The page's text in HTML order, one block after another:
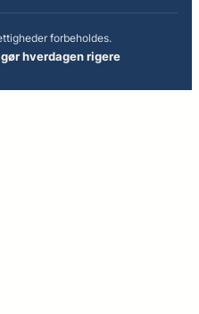
forbeholdes.
hverdagen rigere